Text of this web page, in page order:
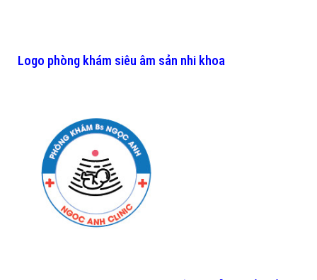
Logo phòng khám siêu âm sản nhi khoa